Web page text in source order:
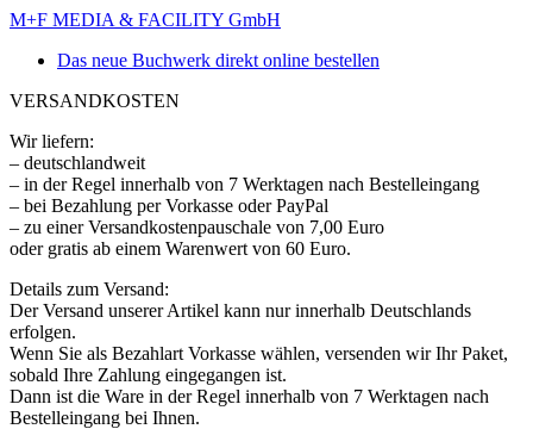
M+F MEDIA & FACILITY GmbH
Das neue Buchwerk direkt online bestellen
VERSANDKOSTEN
Wir liefern:
– deutschlandweit
– in der Regel innerhalb von 7 Werktagen nach Bestelleingang
– bei Bezahlung per Vorkasse oder PayPal
– zu einer Versandkostenpauschale von 7,00 Euro
oder gratis ab einem Warenwert von 60 Euro.
Details zum Versand:
Der Versand unserer Artikel kann nur innerhalb Deutschlands
erfolgen.
Wenn Sie als Bezahlart Vorkasse wählen, versenden wir Ihr Paket,
sobald Ihre Zahlung eingegangen ist.
Dann ist die Ware in der Regel innerhalb von 7 Werktagen nach
Bestelleingang bei Ihnen.